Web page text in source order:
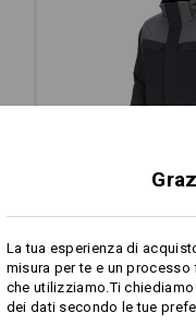
Giacca
Stesse
La tua esperienza di
misura per te e un
che utilizziamo.Ti
dei dati secondo le tue